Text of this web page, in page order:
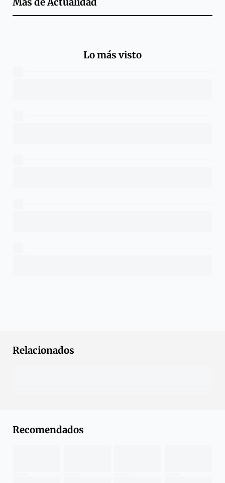
Más deActualidad
Lo más visto
Relacionados
Recomendados